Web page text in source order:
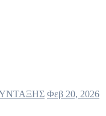
Φεβ 20, 2026